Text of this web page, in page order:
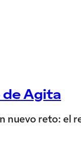
de Agita
nuevo reto: el